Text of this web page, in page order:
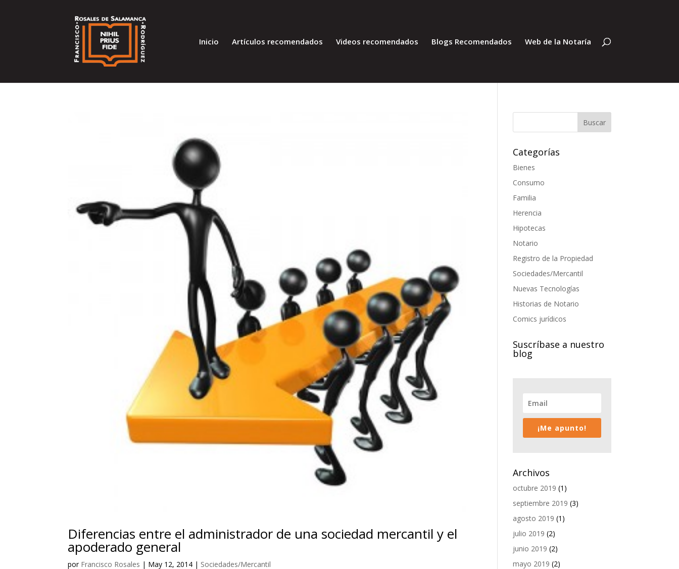
Inicio Artículos recomendados Videos recomendados Blogs Recomendados Web de la Notaría
Diferencias entre el administrador de una sociedad mercantil y el
apoderado general
por Francisco Rosales | May 12, 2014 | Sociedades/Mercantil
Categorías
Bienes
Consumo
Familia
Herencia
Hipotecas
Notario
Registro de la Propiedad
Sociedades/Mercantil
Nuevas Tecnologías
Historias de Notario
Comics jurídicos
Suscríbase a nuestro
blog
¡Me apunto!
Archivos
octubre 2019 (1)
septiembre 2019 (3)
agosto 2019 (1)
julio 2019 (2)
junio 2019 (2)
mayo 2019 (2)